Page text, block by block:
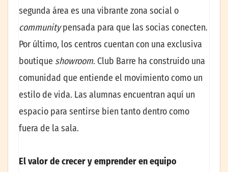
segunda área es una vibrante zona social o
communitypensada para que las socias conecten.
Por último, los centros cuentan con una exclusiva
boutique showroom. Club Barre ha construido una
comunidad que entiende el movimiento como un
estilo de vida. Las alumnas encuentran aquí un
espacio para sentirse bien tanto dentro como
fuera de la sala.
El valor de crecer y emprender en equipo